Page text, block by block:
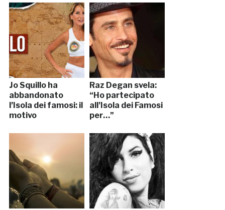
Jo Squillo ha
abbandonato
l’Isola dei famosi: il
motivo
Raz Degan svela:
“Ho partecipato
all’Isola dei Famosi
per…”